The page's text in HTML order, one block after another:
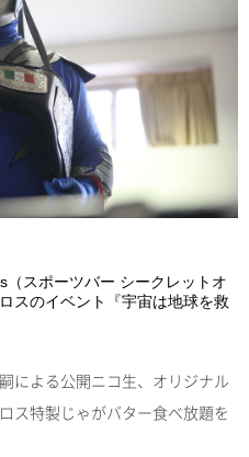
（スポーツバー シークレットオ
スのイベント『宇宙は地球を救
による公開ニコ生、オリジナル
ス特製じゃがバター食べ放題を